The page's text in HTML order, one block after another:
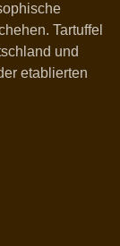
Tartuffel
und
etablierten